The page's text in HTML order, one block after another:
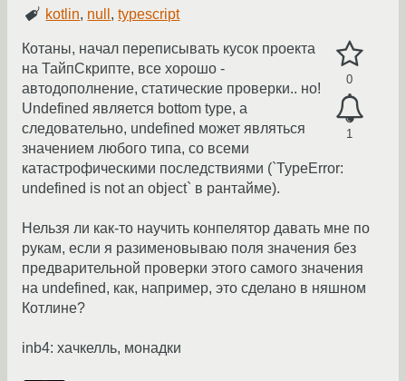
kotlin, null ,typescript
0
1
Котаны, начал переписывать кусок проекта
на ТайпСкрипте, все хорошо -
автодополнение, статические проверки.. но!
Undefined является bottom type, а
следовательно, undefined может являться
значением любого типа, со всеми
катастрофическими последствиями (`TypeError:
undefined is not an object` в рантайме).
Нельзя ли как-то научить конпелятор давать мне по
рукам, если я разименовываю поля значения без
предварительной проверки этого самого значения
на undefined, как, например, это сделано в няшном
Котлине?
inb4: хачкелль, монадки